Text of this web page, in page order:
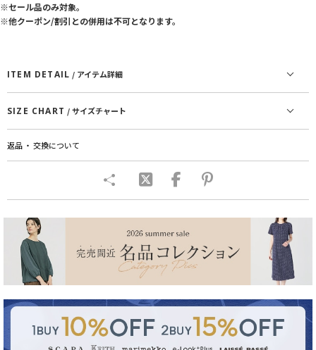
※セール品のみ対象。
※他クーポン/割引との併用は不可となります。
ITEM DETAIL / アイテム詳細
SIZE CHART / サイズチャート
返品 ・ 交換について